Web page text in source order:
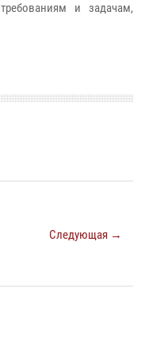
и задачам,
Следующая →